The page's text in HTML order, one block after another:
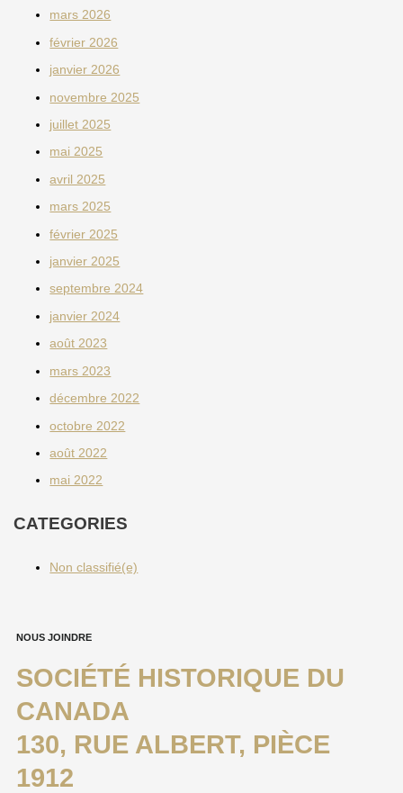
mars 2026
février 2026
janvier 2026
novembre 2025
juillet 2025
mai 2025
avril 2025
mars 2025
février 2025
janvier 2025
septembre 2024
janvier 2024
août 2023
mars 2023
décembre 2022
octobre 2022
août 2022
mai 2022
CATEGORIES
Non classifié(e)
NOUS JOINDRE
SOCIÉTÉ HISTORIQUE DU
CANADA
130, RUE ALBERT, PIÈCE
1912